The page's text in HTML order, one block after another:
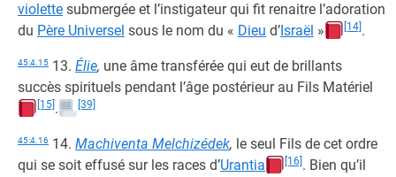
violette submergée et l’instigateur qui fit renaitre l’adoration
du Père Universel sous le nom du « Dieu d’Israël » [14] .
45:4.15 13. Élie, une âme transférée qui eut de brillants
succès spirituels pendant l’âge postérieur au Fils Matériel
[15] . [39]
45:4.16 14. Machiventa Melchizédek, le seul Fils de cet ordre
qui se soit effusé sur les races d’Urantia [16] . Bien qu’il